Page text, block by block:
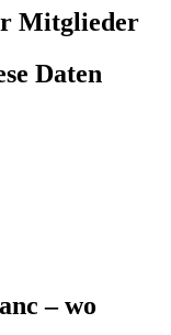
Mitglieder
Daten
– wo